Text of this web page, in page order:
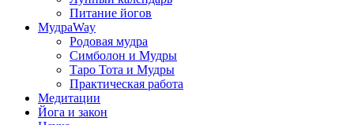
Питание йогов
МудраWay
Родовая мудра
Симболон и Мудры
Таро Тота и Мудры
Практическая работа
Медитации
Йога и закон